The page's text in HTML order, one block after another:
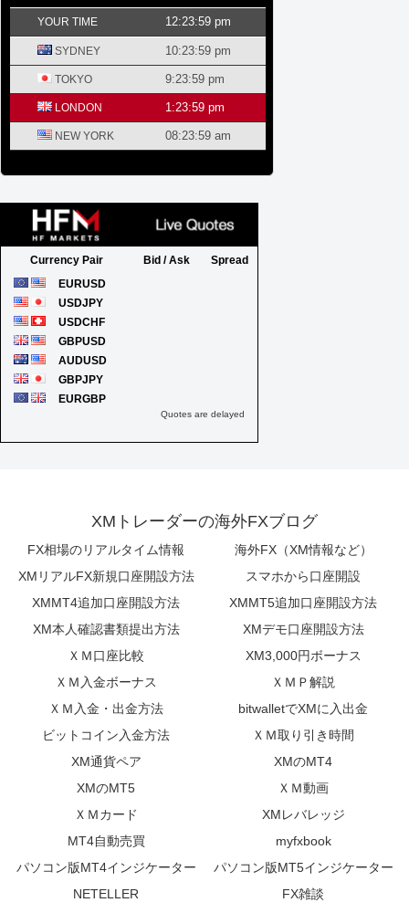
XMトレーダーの海外FXブログ
FX相場のリアルタイム情報
海外FX（XM情報など）
XMリアルFX新規口座開設方法
スマホから口座開設
XMMT4追加口座開設方法
XMMT5追加口座開設方法
XM本人確認書類提出方法
XMデモ口座開設方法
ＸＭ口座比較
XM3,000円ボーナス
ＸＭ入金ボーナス
ＸＭＰ解説
ＸＭ入金・出金方法
bitwalletでXMに入出金
ビットコイン入金方法
ＸＭ取り引き時間
XM通貨ペア
XMのMT4
XMのMT5
ＸＭ動画
ＸＭカード
XMレバレッジ
MT4自動売買
myfxbook
パソコン版MT4インジケーター
パソコン版MT5インジケーター
NETELLER
FX雑談